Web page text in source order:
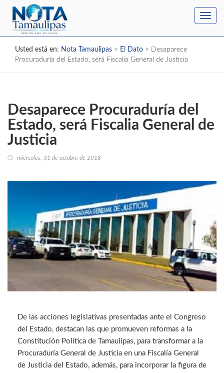
Usted está en: Nota Tamaulipas > El Dato > Desaparece
Procuraduría del Estado, será Fiscalia General de Justicia
Desaparece Procuraduría del
Estado, será Fiscalia General de
Justicia
miércoles, 31 de octubre de 2018
De las acciones legislativas presentadas ante el Congreso
del Estado, destacan las que promueven reformas a la
Constitución Política de Tamaulipas, para transformar a la
Procuraduría General de Justicia en una Fiscalía General
de Justicia del Estado, además, para incorporar la figura de